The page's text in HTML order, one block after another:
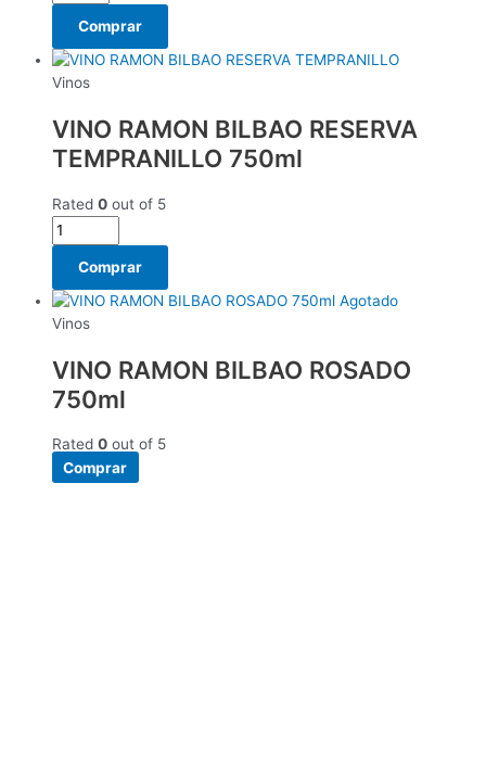
Comprar
Vinos
VINO RAMON BILBAO RESERVA
TEMPRANILLO 750ml
Rated 0 out of 5
Comprar
Agotado
Vinos
VINO RAMON BILBAO ROSADO
750ml
Rated 0 out of 5
Comprar